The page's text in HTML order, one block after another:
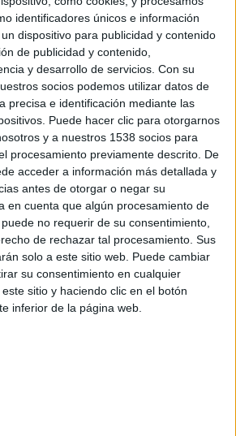
identificadores únicos e información
dispositivo para publicidad y contenido
de publicidad y contenido,
y desarrollo de servicios. Con su
socios podemos utilizar datos de
precisa e identificación mediante las
Puede hacer clic para otorgarnos
y a nuestros 1538 socios para
procesamiento previamente descrito. De
acceder a información más detallada y
antes de otorgar o negar su
en cuenta que algún procesamiento de
no requerir de su consentimiento,
de rechazar tal procesamiento. Sus
solo a este sitio web. Puede cambiar
su consentimiento en cualquier
sitio y haciendo clic en el botón
inferior de la página web.
emotivos, en definitiva, a
ayuden a mantener un
y vivo, en el que creemos
Luis Marques, head of
- BE THE MEISTER (Quién
Marca: Jägermeister
Proximity Barcelona